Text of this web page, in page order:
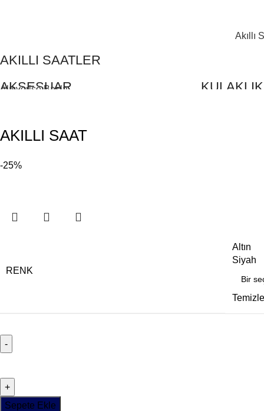
Akıllı
AKILLI SAATLER
Alışverişe Başla
AKSESUAR
AKILLI SAAT
-25%
RENK
Altın
Siyah
Temizle
Sepete Ekle